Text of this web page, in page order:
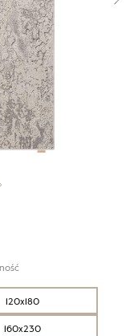
120x180
160x230